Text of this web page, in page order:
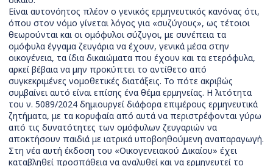
Είναι αυτονόητος πλέον ο γενικός ερμηνευτικός κανόνας ότι,
όπου στον νόμο γίνεται λόγος για «συζύγους», ως τέτοιοι
θεωρούνται και οι ομόφυλοι σύζυγοι, με συνέπεια τα
ομόφυλα έγγαμα ζευγάρια να έχουν, γενικά μέσα στην
οικογένεια, τα ίδια δικαιώματα που έχουν και τα ετερόφυλα,
αρκεί βέβαια να μην προκύπτει το αντίθετο από
συγκεκριμένες νομοθετικές διατάξεις. Το πότε ακριβώς
συμβαίνει αυτό είναι επίσης ένα θέμα ερμηνείας. Η λιτότητα
του ν. 5089/2024 δημιουργεί διάφορα επιμέρους ερμηνευτικά
ζητήματα, με τα κορυφαία από αυτά να περιστρέφονται γύρω
από τις δυνατότητες των ομόφυλων ζευγαριών να
αποκτήσουν παιδιά με ιατρικά υποβοηθούμενη αναπαραγωγή.
Στη νέα αυτή έκδοση του «Οικογενειακού Δικαίου» έχει
καταβληθεί προσπάθεια να αναλυθεί και να ερμηνευτεί το